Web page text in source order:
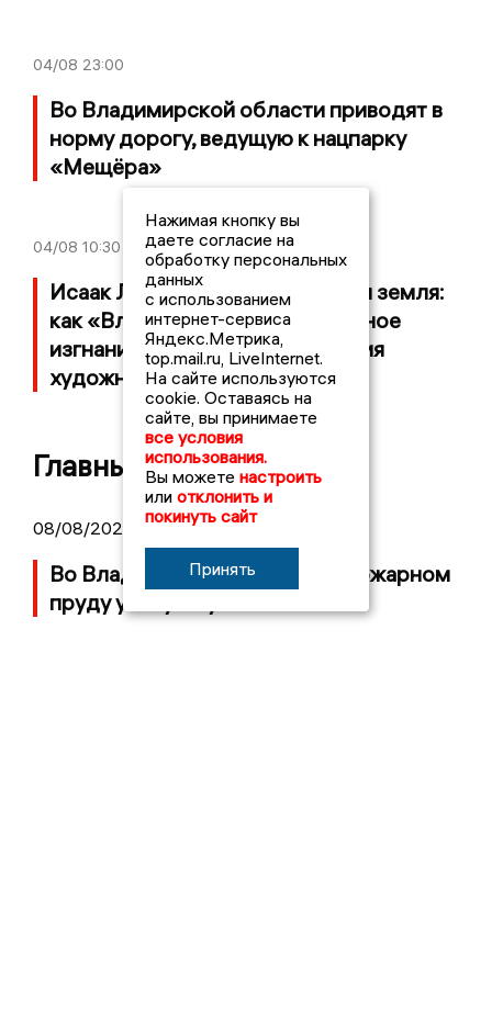
04/08 23:00
Во Владимирской области приводят в
норму дорогу, ведущую к нацпарку
«Мещёра»
04/08 10:30
Исаак Левитан и Владимирская земля:
как «Владимирка» и вынужденное
изгнание стали частью наследия
художника
Главные новости
08/08/2026 21:29
Во Владимирской области в пожарном
пруду утонул мужчина
Нажимая кнопку вы
даете согласие на
обработку персональных
данных
с использованием
интернет-сервиса
Яндекс.Метрика,
top.mail.ru, LiveInternet.
На сайте используются
cookie. Оставаясь на
сайте, вы принимаете
все условия
использования.
Вы можете настроить
или отклонить и
покинуть сайт
Принять